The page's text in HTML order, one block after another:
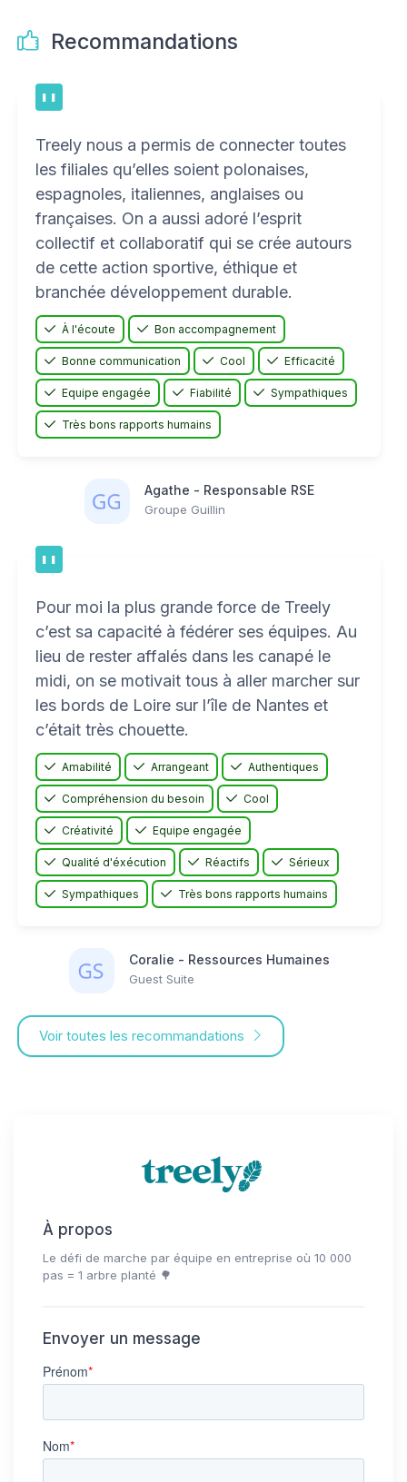
Recommandations
Treely nous a permis de connecter toutes
les filiales qu’elles soient polonaises,
espagnoles, italiennes, anglaises ou
françaises. On a aussi adoré l’esprit
collectif et collaboratif qui se crée autours
de cette action sportive, éthique et
branchée développement durable.
À l'écoute Bon accompagnement
Bonne communication Cool Efficacité
Equipe engagée Fiabilité Sympathiques
Très bons rapports humains
Agathe - Responsable RSE
Groupe Guillin
Pour moi la plus grande force de Treely
c’est sa capacité à fédérer ses équipes. Au
lieu de rester affalés dans les canapé le
midi, on se motivait tous à aller marcher sur
les bords de Loire sur l’île de Nantes et
c’était très chouette.
Amabilité Arrangeant Authentiques
Compréhension du besoin Cool
Créativité Equipe engagée
Qualité d'éxécution Réactifs Sérieux
Sympathiques Très bons rapports humains
Coralie - Ressources Humaines
Guest Suite
Voir toutes les recommandations
À propos
Le défi de marche par équipe en entreprise où 10 000
pas = 1 arbre planté 🌳
Envoyer un message